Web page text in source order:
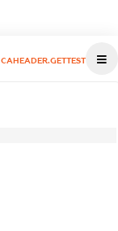
CAHEADER.GETTEST